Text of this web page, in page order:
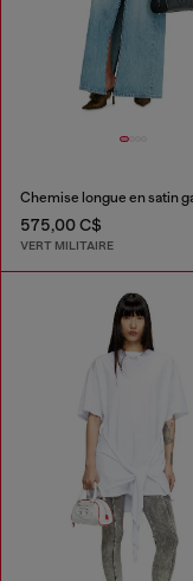
575,00 C$
VERT MILITAIRE